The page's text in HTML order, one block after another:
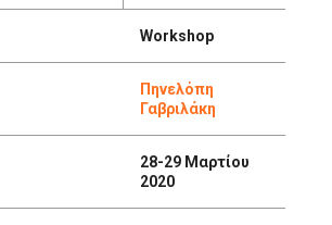
Workshop
Πηνελόπη
Γαβριλάκη
28-29 Μαρτίου
2020